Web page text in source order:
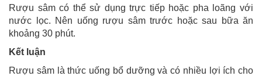
Rượu sâm có thể sử dụng trực tiếp hoặc pha loãng với
nước lọc. Nên uống rượu sâm trước hoặc sau bữa ăn
khoảng 30 phút.
Kết luận
Rượu sâm là thức uống bổ dưỡng và có nhiều lợi ích cho